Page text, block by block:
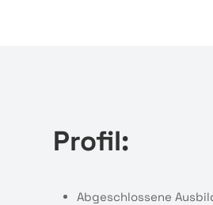
Profil:
Abgeschlossene